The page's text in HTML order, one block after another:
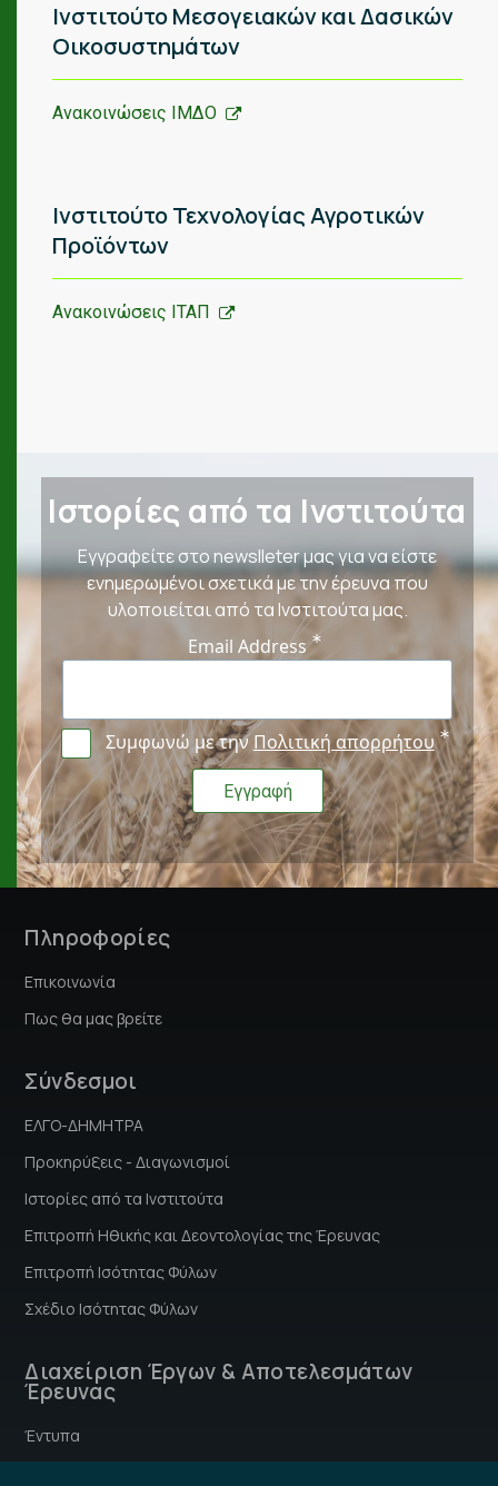
Ινστιτούτο Μεσογειακών και Δασικών
Οικοσυστημάτων
Ανακοινώσεις ΙΜΔΟ
Ινστιτούτο Τεχνολογίας Αγροτικών
Προϊόντων
Ανακοινώσεις ΙΤΑΠ
Ιστορίες από τα Ινστιτούτα
Εγγραφείτε στο newslleter μας για να είστε
ενημερωμένοι σχετικά με την έρευνα που
υλοποιείται από τα Ινστιτούτα μας.
Email Address
Συμφωνώ με τηνΠολιτική απορρήτου
Πληροφορίες
Επικοινωνία
Πως θα μας βρείτε
Σύνδεσμοι
ΕΛΓΟ-ΔΗΜΗΤΡΑ
Προκηρύξεις - Διαγωνισμοί
Ιστορίες από τα Ινστιτούτα
Επιτροπή Hθικής και Δεοντολογίας της Έρευνας
Επιτροπή Ισότητας Φύλων
Σχέδιο Ισότητας Φύλων
Διαχείριση Έργων & Αποτελεσμάτων
Έρευνας
Έντυπα